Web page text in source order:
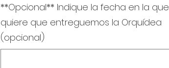
**Opcional** Indique la fecha en la que
quiere que entreguemos la Orquídea
(opcional)